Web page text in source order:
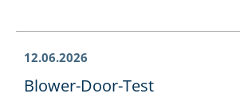
12.06.2026
Blower-Door-Test